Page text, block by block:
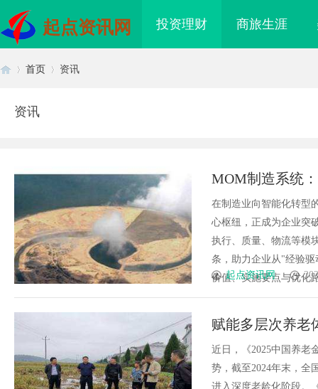
起点资讯网 投资理财 商旅生涯
首页 资讯
资讯
MOM制造系统
在制造业向智能化转型
心枢纽，正成为企业突
执行、质量、物流等模
条，助力企业从"经验
价值、实施要点与优化
起点资讯网
赋能多层次养老
亿，稳居行业第
近日，《2025中国养老
势，截至2024年末，全
进入深度老龄化阶段。
新时代影视娱乐的全 贝净 AC 国际医疗实验室，标准
发体系全解析